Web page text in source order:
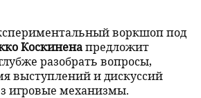
воркшоп под
Коскиненапредложит
разобрать вопросы,
выступлений и дискуссий
игровые механизмы.